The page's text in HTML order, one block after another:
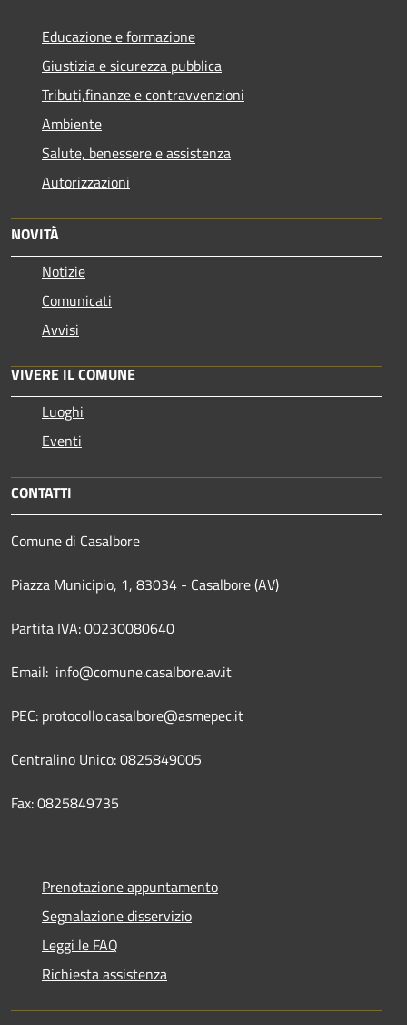
Educazione e formazione
Giustizia e sicurezza pubblica
Tributi,finanze e contravvenzioni
Ambiente
Salute, benessere e assistenza
Autorizzazioni
NOVITÀ
Notizie
Comunicati
Avvisi
VIVERE IL COMUNE
Luoghi
Eventi
CONTATTI
Comune di Casalbore
Piazza Municipio, 1, 83034 - Casalbore (AV)
Partita IVA: 00230080640
Email: info@comune.casalbore.av.it
PEC: protocollo.casalbore@asmepec.it
Centralino Unico: 0825849005
Fax: 0825849735
Prenotazione appuntamento
Segnalazione disservizio
Leggi le FAQ
Richiesta assistenza